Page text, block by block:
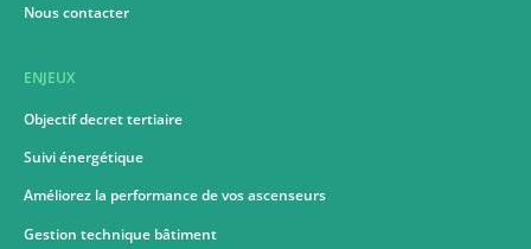
Nous contacter
ENJEUX
Objectif decret tertiaire
Suivi énergétique
Améliorez la performance de vos ascenseurs
Gestion technique bâtiment